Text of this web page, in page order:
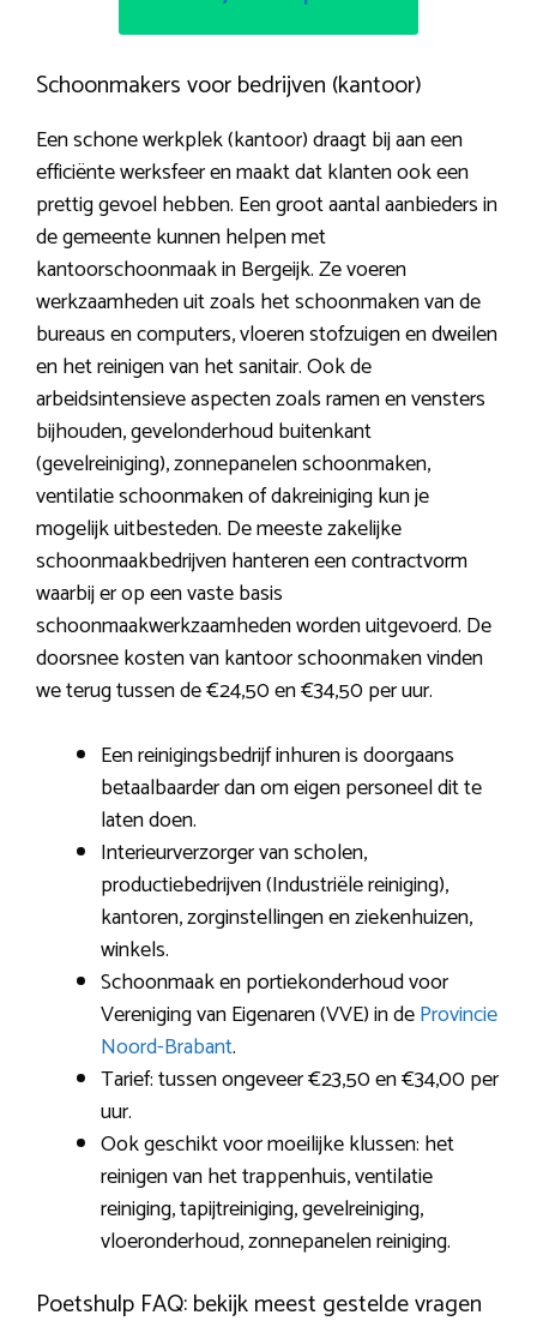
Schoonmakers voor bedrijven (kantoor)
Een schone werkplek (kantoor) draagt bij aan een
efficiënte werksfeer en maakt dat klanten ook een
prettig gevoel hebben. Een groot aantal aanbieders in
de gemeente kunnen helpen met
kantoorschoonmaak in Bergeijk. Ze voeren
werkzaamheden uit zoals het schoonmaken van de
bureaus en computers, vloeren stofzuigen en dweilen
en het reinigen van het sanitair. Ook de
arbeidsintensieve aspecten zoals ramen en vensters
bijhouden, gevelonderhoud buitenkant
(gevelreiniging), zonnepanelen schoonmaken,
ventilatie schoonmaken of dakreiniging kun je
mogelijk uitbesteden. De meeste zakelijke
schoonmaakbedrijven hanteren een contractvorm
waarbij er op een vaste basis
schoonmaakwerkzaamheden worden uitgevoerd. De
doorsnee kosten van kantoor schoonmaken vinden
we terug tussen de €24,50 en €34,50 per uur.
Een reinigingsbedrijf inhuren is doorgaans
betaalbaarder dan om eigen personeel dit te
laten doen.
Interieurverzorger van scholen,
productiebedrijven (Industriële reiniging),
kantoren, zorginstellingen en ziekenhuizen,
winkels.
Schoonmaak en portiekonderhoud voor
Vereniging van Eigenaren (VVE) in deProvincie
Noord-Brabant.
Tarief: tussen ongeveer €23,50 en €34,00 per
uur.
Ook geschikt voor moeilijke klussen: het
reinigen van het trappenhuis, ventilatie
reiniging, tapijtreiniging, gevelreiniging,
vloeronderhoud, zonnepanelen reiniging.
Poetshulp FAQ: bekijk meest gestelde vragen